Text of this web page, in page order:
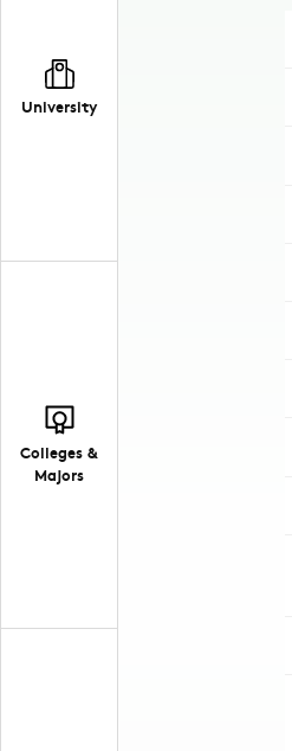
University
Colleges &
Majors